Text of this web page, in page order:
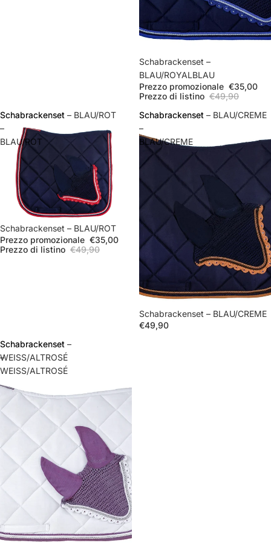
In offerta
Schabrackenset –
BLAU/ROYALBLAU
Prezzo promozionale €35,00
Prezzo di listino €49,90
Schabrackenset
–
BLAU/ROT
Schabrackenset – BLAU/ROT
In offerta
Schabrackenset – BLAU/ROT
Prezzo promozionale €35,00
Prezzo di listino €49,90
Schabrackenset
–
BLAU/CREME
Schabrackenset – BLAU/CREME
Schabrackenset – BLAU/CREME
€49,90
Schabrackenset
–
WEISS/ALTROSÉ
Schabrackenset –
WEISS/ALTROSÉ